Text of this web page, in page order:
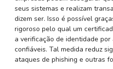
seus sistemas e realizam
dizem ser. Isso é possível
rigoroso pelo qual um
a verificação de identidade
confiáveis. Tal medida reduz
ataques de phishing e outras